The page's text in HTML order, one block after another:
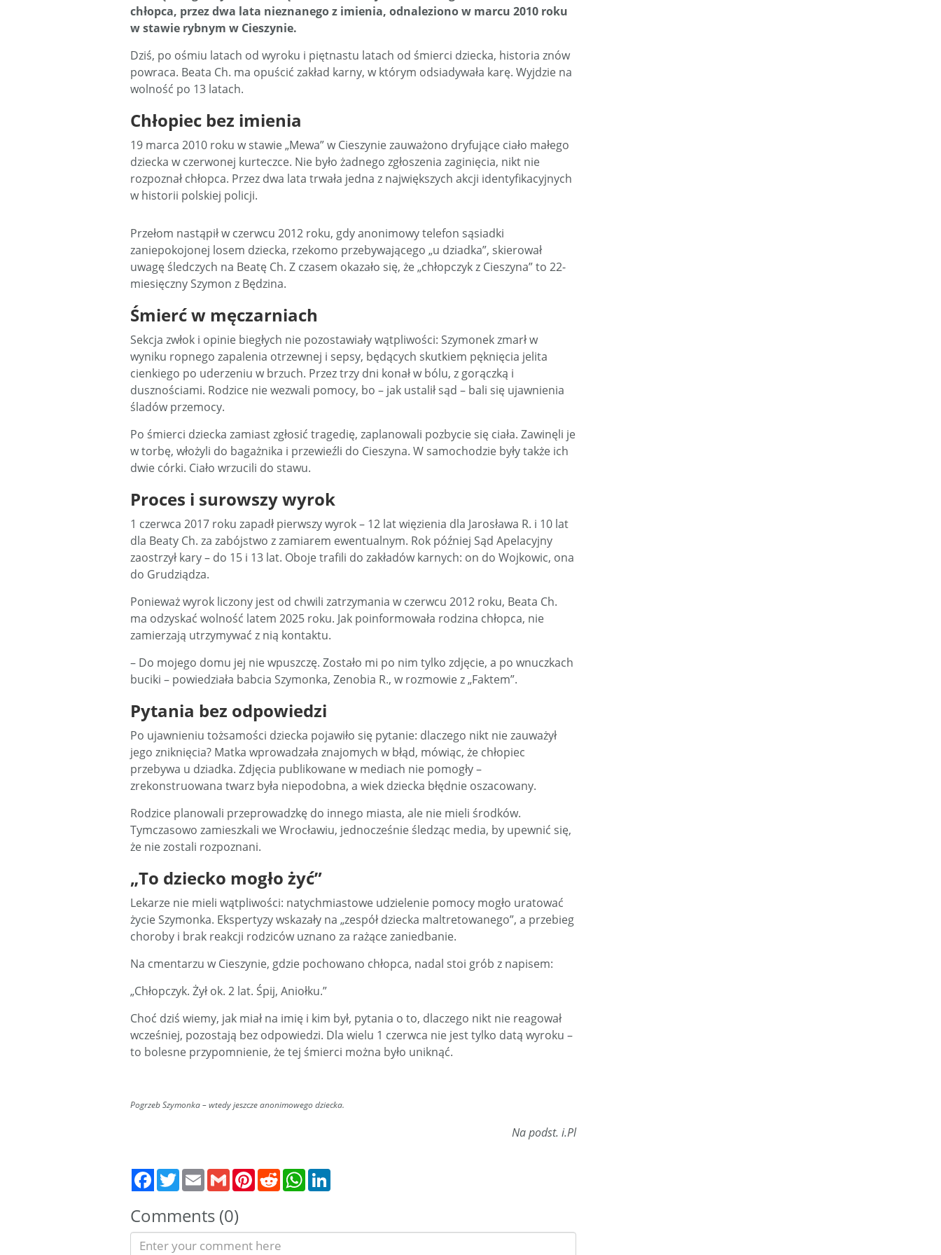
chłopca, przez dwa lata nieznanego z imienia, odnaleziono w marcu 2010 roku
w stawie rybnym w Cieszynie.
Dziś, po ośmiu latach od wyroku i piętnastu latach od śmierci dziecka, historia znów
powraca. Beata Ch. ma opuścić zakład karny, w którym odsiadywała karę. Wyjdzie na
wolność po 13 latach.
Chłopiec bez imienia
19 marca 2010 roku w stawie „Mewa” w Cieszynie zauważono dryfujące ciało małego
dziecka w czerwonej kurteczce. Nie było żadnego zgłoszenia zaginięcia, nikt nie
rozpoznał chłopca. Przez dwa lata trwała jedna z największych akcji identyfikacyjnych
w historii polskiej policji.
Przełom nastąpił w czerwcu 2012 roku, gdy anonimowy telefon sąsiadki
zaniepokojonej losem dziecka, rzekomo przebywającego „u dziadka”, skierował
uwagę śledczych na Beatę Ch. Z czasem okazało się, że „chłopczyk z Cieszyna” to 22-
miesięczny Szymon z Będzina.
Śmierć w męczarniach
Sekcja zwłok i opinie biegłych nie pozostawiały wątpliwości: Szymonek zmarł w
wyniku ropnego zapalenia otrzewnej i sepsy, będących skutkiem pęknięcia jelita
cienkiego po uderzeniu w brzuch. Przez trzy dni konał w bólu, z gorączką i
dusznościami. Rodzice nie wezwali pomocy, bo – jak ustalił sąd – bali się ujawnienia
śladów przemocy.
Po śmierci dziecka zamiast zgłosić tragedię, zaplanowali pozbycie się ciała. Zawinęli je
w torbę, włożyli do bagażnika i przewieźli do Cieszyna. W samochodzie były także ich
dwie córki. Ciało wrzucili do stawu.
Proces i surowszy wyrok
1 czerwca 2017 roku zapadł pierwszy wyrok – 12 lat więzienia dla Jarosława R. i 10 lat
dla Beaty Ch. za zabójstwo z zamiarem ewentualnym. Rok później Sąd Apelacyjny
zaostrzył kary – do 15 i 13 lat. Oboje trafili do zakładów karnych: on do Wojkowic, ona
do Grudziądza.
Ponieważ wyrok liczony jest od chwili zatrzymania w czerwcu 2012 roku, Beata Ch.
ma odzyskać wolność latem 2025 roku. Jak poinformowała rodzina chłopca, nie
zamierzają utrzymywać z nią kontaktu.
– Do mojego domu jej nie wpuszczę. Zostało mi po nim tylko zdjęcie, a po wnuczkach
buciki – powiedziała babcia Szymonka, Zenobia R., w rozmowie z „Faktem”.
Pytania bez odpowiedzi
Po ujawnieniu tożsamości dziecka pojawiło się pytanie: dlaczego nikt nie zauważył
jego zniknięcia? Matka wprowadzała znajomych w błąd, mówiąc, że chłopiec
przebywa u dziadka. Zdjęcia publikowane w mediach nie pomogły –
zrekonstruowana twarz była niepodobna, a wiek dziecka błędnie oszacowany.
Rodzice planowali przeprowadzkę do innego miasta, ale nie mieli środków.
Tymczasowo zamieszkali we Wrocławiu, jednocześnie śledząc media, by upewnić się,
że nie zostali rozpoznani.
„To dziecko mogło żyć”
Lekarze nie mieli wątpliwości: natychmiastowe udzielenie pomocy mogło uratować
życie Szymonka. Ekspertyzy wskazały na „zespół dziecka maltretowanego”, a przebieg
choroby i brak reakcji rodziców uznano za rażące zaniedbanie.
Na cmentarzu w Cieszynie, gdzie pochowano chłopca, nadal stoi grób z napisem:
„Chłopczyk. Żył ok. 2 lat. Śpij, Aniołku.”
Choć dziś wiemy, jak miał na imię i kim był, pytania o to, dlaczego nikt nie reagował
wcześniej, pozostają bez odpowiedzi. Dla wielu 1 czerwca nie jest tylko datą wyroku –
to bolesne przypomnienie, że tej śmierci można było uniknąć.
Pogrzeb Szymonka – wtedy jeszcze anonimowego dziecka.
Na podst. i.Pl
TwitterEmail Gmail PinterestRedditWhatsApp
Comments (0)